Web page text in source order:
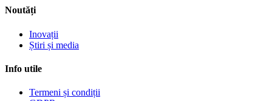
Noutăți
Inovații
Știri și media
Info utile
Termeni și condiții